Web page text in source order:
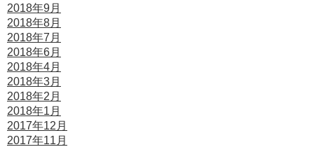
2018年9月
2018年8月
2018年7月
2018年6月
2018年4月
2018年3月
2018年2月
2018年1月
2017年12月
2017年11月